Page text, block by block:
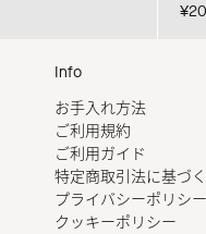
Info
お手入れ方法
ご利用規約
ご利用ガイド
特定商取引法に基づ
プライバシーポリシー
クッキーポリシー